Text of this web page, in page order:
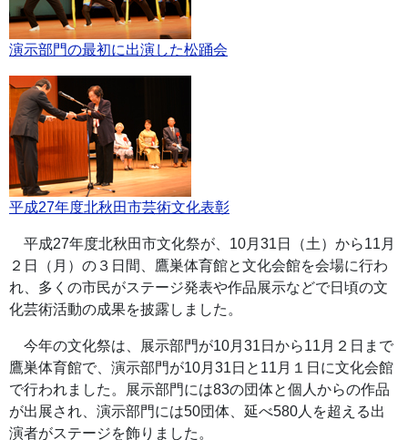
演示部門の最初に出演した松踊会
平成27年度北秋田市芸術文化表彰
平成27年度北秋田市文化祭が、10月31日（土）から11月
２日（月）の３日間、鷹巣体育館と文化会館を会場に行わ
れ、多くの市民がステージ発表や作品展示などで日頃の文
化芸術活動の成果を披露しました。
今年の文化祭は、展示部門が10月31日から11月２日まで
鷹巣体育館で、演示部門が10月31日と11月１日に文化会館
で行われました。展示部門には83の団体と個人からの作品
が出展され、演示部門には50団体、延べ580人を超える出
演者がステージを飾りました。